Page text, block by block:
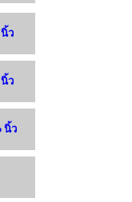
ว
ว
นิ้ว